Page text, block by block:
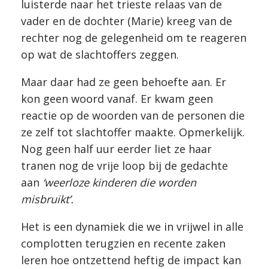
luisterde naar het trieste relaas van de
vader en de dochter (Marie) kreeg van de
rechter nog de gelegenheid om te reageren
op wat de slachtoffers zeggen.
Maar daar had ze geen behoefte aan. Er
kon geen woord vanaf. Er kwam geen
reactie op de woorden van de personen die
ze zelf tot slachtoffer maakte. Opmerkelijk.
Nog geen half uur eerder liet ze haar
tranen nog de vrije loop bij de gedachte
aan ‘weerloze kinderen die worden
misbruikt’.
Het is een dynamiek die we in vrijwel in alle
complotten terugzien en recente zaken
leren hoe ontzettend heftig de impact kan